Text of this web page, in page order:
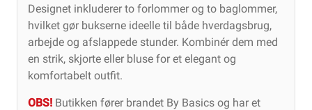
Designet inkluderer to forlommer og to baglommer,
hvilket gør bukserne ideelle til både hverdagsbrug,
arbejde og afslappede stunder. Kombinér dem med
en strik, skjorte eller bluse for et elegant og
komfortabelt outfit.
OBS! Butikken fører brandet By Basics og har et